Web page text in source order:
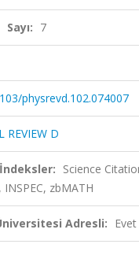
Sayı: 7
physrevd.102.074007
REVIEW D
Science
zbMATH
Adresli: Evet